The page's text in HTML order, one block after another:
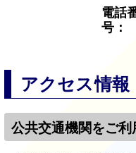
電話
号：
アクセス情報
公共交通機関をご利